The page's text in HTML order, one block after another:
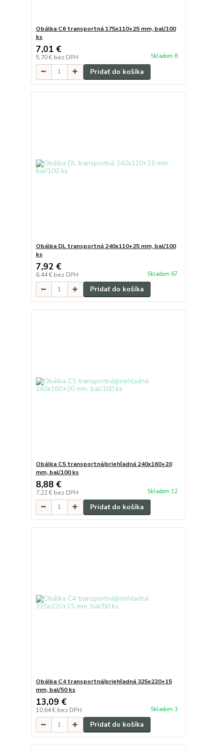
Obálka C6 transportná 175x110+25 mm, bal/100
ks
7,01 €
5,70 € bez DPH Skladom 8
Pridať do košíka
Obálka DL transportná 240x110+25 mm, bal/100
ks
7,92 €
6,44 € bez DPH Skladom 67
Pridať do košíka
Obálka C5 transportná/priehľadná 240x160+20
mm, bal/100 ks
8,88 €
7,22 € bez DPH Skladom 12
Pridať do košíka
Obálka C4 transportná/priehľadná 325x220+15
mm, bal/50 ks
13,09 €
10,64 € bez DPH Skladom 3
Pridať do košíka